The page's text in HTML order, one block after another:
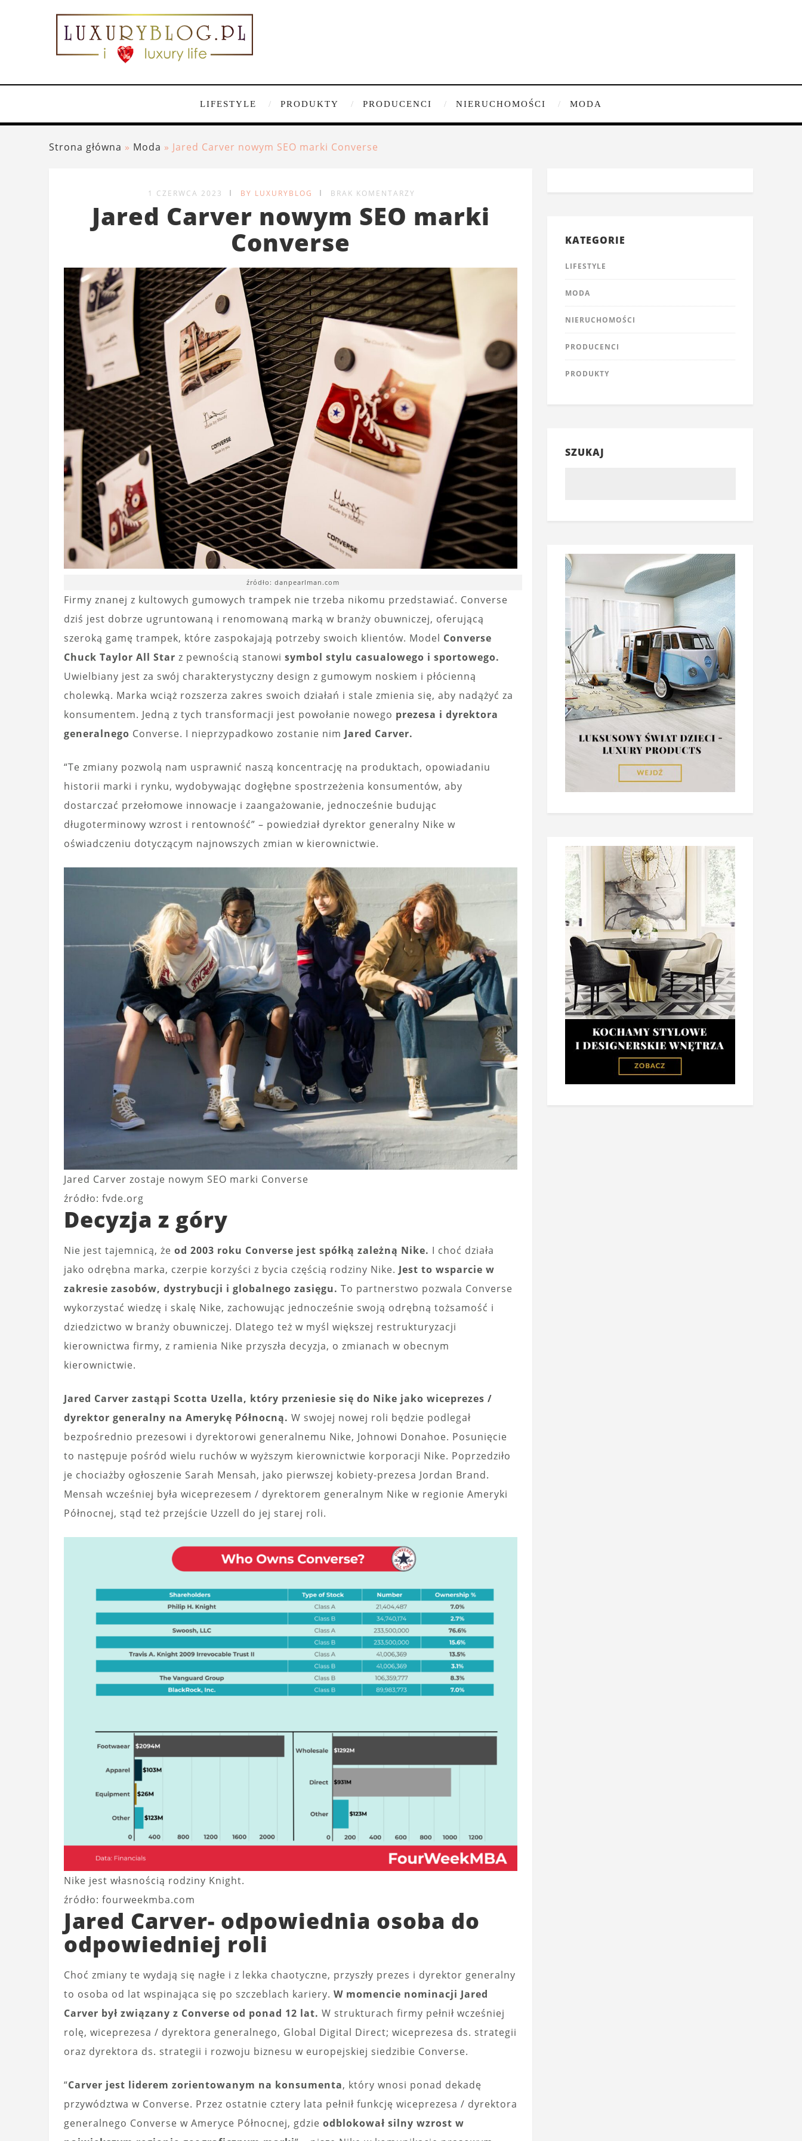
LIFESTYLE PRODUKTY PRODUCENCI NIERUCHOMOŚCI MODA
Strona główna » Moda » Jared Carver nowym SEO marki Converse
1 CZERWCA 2023 BY LUXURYBLOG BRAK KOMENTARZY
Jared Carver nowym SEO marki
Converse
źródło: danpearlman.com
Firmy znanej z kultowych gumowych trampek nie trzeba nikomu przedstawiać. Converse
dziś jest dobrze ugruntowaną i renomowaną marką w branży obuwniczej, oferującą
szeroką gamę trampek, które zaspokajają potrzeby swoich klientów. Model Converse
Chuck Taylor All Star z pewnością stanowi symbol stylu casualowego i sportowego.
Uwielbiany jest za swój charakterystyczny design z gumowym noskiem i płócienną
cholewką. Marka wciąż rozszerza zakres swoich działań i stale zmienia się, aby nadążyć za
konsumentem. Jedną z tych transformacji jest powołanie nowego prezesa i dyrektora
generalnego Converse. I nieprzypadkowo zostanie nim Jared Carver.
“Te zmiany pozwolą nam usprawnić naszą koncentrację na produktach, opowiadaniu
historii marki i rynku, wydobywając dogłębne spostrzeżenia konsumentów, aby
dostarczać przełomowe innowacje i zaangażowanie, jednocześnie budując
długoterminowy wzrost i rentowność” – powiedział dyrektor generalny Nike w
oświadczeniu dotyczącym najnowszych zmian w kierownictwie.
Jared Carver zostaje nowym SEO marki Converse
źródło: fvde.org
Decyzja z góry
Nie jest tajemnicą, że od 2003 roku Converse jest spółką zależną Nike. I choć działa
jako odrębna marka, czerpie korzyści z bycia częścią rodziny Nike. Jest to wsparcie w
zakresie zasobów, dystrybucji i globalnego zasięgu. To partnerstwo pozwala Converse
wykorzystać wiedzę i skalę Nike, zachowując jednocześnie swoją odrębną tożsamość i
dziedzictwo w branży obuwniczej. Dlatego też w myśl większej restrukturyzacji
kierownictwa firmy, z ramienia Nike przyszła decyzja, o zmianach w obecnym
kierownictwie.
Jared Carver zastąpi Scotta Uzella, który przeniesie się do Nike jako wiceprezes /
dyrektor generalny na Amerykę Północną. W swojej nowej roli będzie podlegał
bezpośrednio prezesowi i dyrektorowi generalnemu Nike, Johnowi Donahoe. Posunięcie
to następuje pośród wielu ruchów w wyższym kierownictwie korporacji Nike. Poprzedziło
je chociażby ogłoszenie Sarah Mensah, jako pierwszej kobiety-prezesa Jordan Brand.
Mensah wcześniej była wiceprezesem / dyrektorem generalnym Nike w regionie Ameryki
Północnej, stąd też przejście Uzzell do jej starej roli.
Nike jest własnością rodziny Knight.
źródło: fourweekmba.com
Jared Carver- odpowiednia osoba do
odpowiedniej roli
Choć zmiany te wydają się nagłe i z lekka chaotyczne, przyszły prezes i dyrektor generalny
to osoba od lat wspinająca się po szczeblach kariery. W momencie nominacji Jared
Carver był związany z Converse od ponad 12 lat. W strukturach firmy pełnił wcześniej
rolę, wiceprezesa / dyrektora generalnego, Global Digital Direct; wiceprezesa ds. strategii
oraz dyrektora ds. strategii i rozwoju biznesu w europejskiej siedzibie Converse.
“Carver jest liderem zorientowanym na konsumenta, który wnosi ponad dekadę
przywództwa w Converse. Przez ostatnie cztery lata pełnił funkcję wiceprezesa / dyrektora
generalnego Converse w Ameryce Północnej, gdzie odblokował silny wzrost w
KATEGORIE
LIFESTYLE
MODA
NIERUCHOMOŚCI
PRODUCENCI
PRODUKTY
SZUKAJ